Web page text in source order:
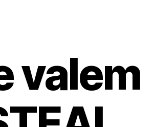
valem